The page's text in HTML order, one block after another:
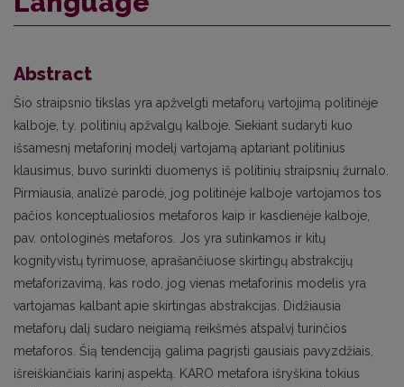
Abstract
Šio straipsnio tikslas yra apžvelgti metaforų vartojimą politinėje
kalboje, t.y. politinių apžvalgų kalboje. Siekiant sudaryti kuo
išsamesnį metaforinį modelį vartojamą aptariant politinius
klausimus, buvo surinkti duomenys iš politinių straipsnių žurnalo.
Pirmiausia, analizė parodė, jog politinėje kalboje vartojamos tos
pačios konceptualiosios metaforos kaip ir kasdienėje kalboje,
pav. ontologinės metaforos. Jos yra sutinkamos ir kitų
kognityvistų tyrimuose, aprašančiuose skirtingų abstrakcijų
metaforizavimą, kas rodo, jog vienas metaforinis modelis yra
vartojamas kalbant apie skirtingas abstrakcijas. Didžiausia
metaforų dalį sudaro neigiamą reikšmės atspalvį turinčios
metaforos. Šią tendenciją galima pagrįsti gausiais pavyzdžiais,
išreiškiančiais karinį aspektą. KARO metafora išryškina tokius